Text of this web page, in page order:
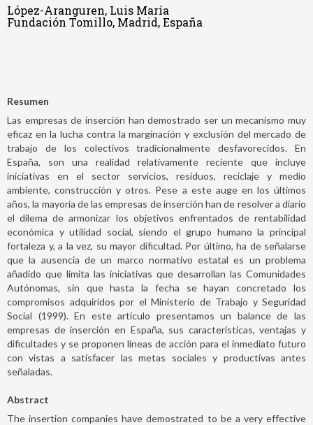
López-Aranguren, Luis María
Fundación Tomillo, Madrid, España
Resumen
Las empresas de inserción han demostrado ser un mecanismo muy
eficaz en la lucha contra la marginación y exclusión del mercado de
trabajo de los colectivos tradicionalmente desfavorecidos. En
España, son una realidad relativamente reciente que incluye
iniciativas en el sector servicios, residuos, reciclaje y medio
ambiente, construcción y otros. Pese a este auge en los últimos
años, la mayoría de las empresas de inserción han de resolver a diario
el dilema de armonizar los objetivos enfrentados de rentabilidad
económica y utilidad social, siendo el grupo humano la principal
fortaleza y, a la vez, su mayor dificultad. Por último, ha de señalarse
que la ausencia de un marco normativo estatal es un problema
añadido que limita las iniciativas que desarrollan las Comunidades
Autónomas, sin que hasta la fecha se hayan concretado los
compromisos adquiridos por el Ministerio de Trabajo y Seguridad
Social (1999). En este artículo presentamos un balance de las
empresas de inserción en España, sus características, ventajas y
dificultades y se proponen líneas de acción para el inmediato futuro
con vistas a satisfacer las metas sociales y productivas antes
señaladas.
Abstract
The insertion companies have demostrated to be a very effective